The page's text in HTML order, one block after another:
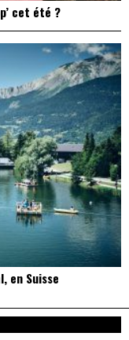
cet été ?
en Suisse